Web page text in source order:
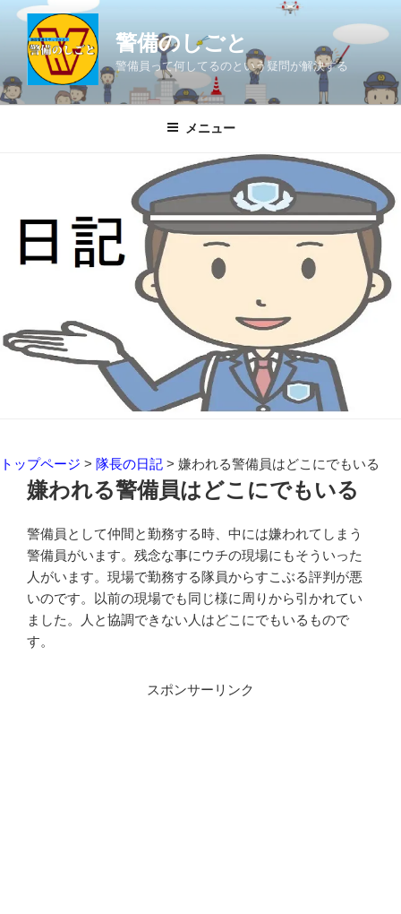
ン
ツ
警備のしごと
警備員って何してるのという疑問が解決する
メニュー
トップページ > 隊長の日記 > 嫌われる警備員はどこにでもいる
嫌われる警備員はどこにでもいる
警備員として仲間と勤務する時、中には嫌われてしまう
警備員がいます。残念な事にウチの現場にもそういった
人がいます。現場で勤務する隊員からすこぶる評判が悪
いのです。以前の現場でも同じ様に周りから引かれてい
ました。人と協調できない人はどこにでもいるもので
す。
スポンサーリンク